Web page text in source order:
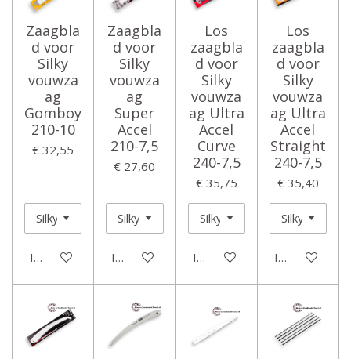
Zaagbla
d voor
Silky
vouwza
ag
Gomboy
210-10
€ 32,55
In winkelwagen
Zaagbla
d voor
Silky
vouwza
ag
Super
Accel
210-7,5
€ 27,60
In winkelwagen
Los
zaagbla
d voor
Silky
vouwza
ag Ultra
Accel
Curve
240-7,5
€ 35,75
In winkelwagen
Los
zaagbla
d voor
Silky
vouwza
ag Ultra
Accel
Straight
240-7,5
€ 35,40
In